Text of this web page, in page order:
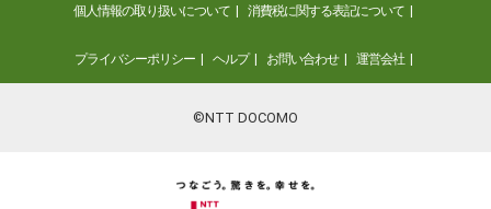
個人情報の取り扱いについて 消費税に関する表記について
プライバシーポリシー ヘルプ お問い合わせ 運営会社
©NTT DOCOMO